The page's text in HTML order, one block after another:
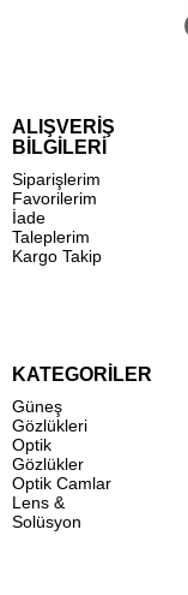
ALIŞVERİŞ
BİLGİLERİ
Siparişlerim
Favorilerim
İade
Taleplerim
Kargo Takip
KATEGORİLER
Güneş
Gözlükleri
Optik
Gözlükler
Optik Camlar
Lens &
Solüsyon